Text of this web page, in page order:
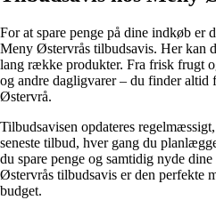
For at spare penge på dine indkøb er
Meny Østervrås tilbudsavis. Her kan
lang række produkter. Fra frisk frugt
og andre dagligvarer – du finder altid
Østervrå.
Tilbudsavisen opdateres
seneste tilbud, hver gang du
du spare penge og samtidig nyde
Østervrås tilbudsavis er den perfekte
budget.